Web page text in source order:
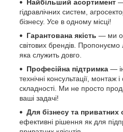
Найбільший асортимент —
гідравлічних систем,
бізнесу. Усе в одному місці!
Гарантована якість — ми
світових брендів. Пропонуємо
яка служить довго.
Професійна підтримка —
технічні консультації, монтаж
складності. Ми не просто
ваші задачі!
Для бізнесу та приватних
ефективні рішення як для